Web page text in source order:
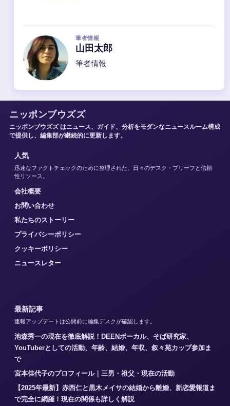
筆者情報
山田太郎
筆者情報
ニッポンブウズズ
ニッポンブウズズ はニュース、ガイド、分析をモダンなニュースルーム構成
で提供し、編集部が継続的に更新します。
人気
迅速なファクトチェックのために整理された、日々のデスク・ブリーフと信頼
性リソース。
会社概要
お問い合わせ
私たちのストーリー
プライバシーポリシー
クッキーポリシー
ニュースレター
最新記事
速報アップデートは公開前に編集デスクが確認します。
池森秀一の現在を徹底解説！DEENボーカル、そば研究家、
YouTuberとしての活動、年齢、結婚、年収、叙々苑カップ参加ま
で
宮本佳代子のプロフィール｜三男・祖父・現在の活動
【2025年最新】赤西仁と黒木メイサの結婚から離婚、新恋愛報道ま
で完全に網羅！現在の関係も詳しく解説